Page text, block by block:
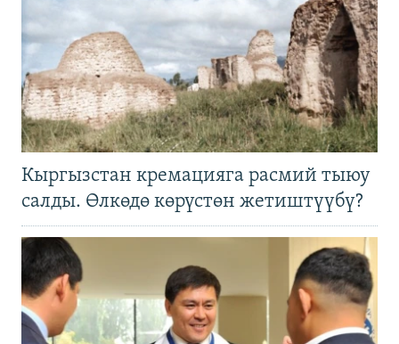
Кыргызстан кремацияга расмий тыюу
салды. Өлкөдө көрүстөн жетиштүүбү?